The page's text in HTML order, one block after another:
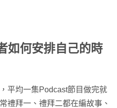
如何安排自己的時
平均一集Podcast節目做完就
禮拜一、禮拜二都在編故事、